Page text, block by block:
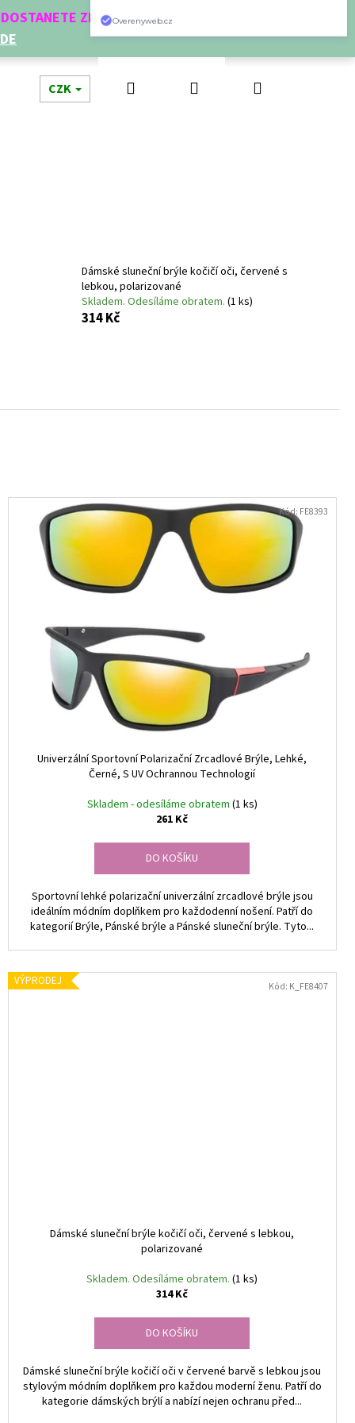
ZDARMA!
doplňky Novinky Doplňkový prodej
CZK Hledat PřihlášeníNákupní
Dámské sluneční brýle kočičí oči, červené s
lebkou, polarizované
Skladem. Odesíláme obratem.(1 ks)
314 Kč
Univerzální Sportovní Polarizační Zrcadlové Brýle, Lehké,
Černé, S UV Ochrannou Technologií
Skladem - odesíláme obratem (1 ks)
261 Kč
DO KOŠÍKU
Sportovní lehké polarizační univerzální zrcadlové brýle jsou
ideálním módním doplňkem pro každodenní nošení. Patří do
kategorií Brýle, Pánské brýle a Pánské sluneční brýle. Tyto...
Kód: FE8393
VÝPRODEJ
Dámské sluneční brýle kočičí oči, červené s lebkou,
polarizované
Skladem. Odesíláme obratem.(1 ks)
314 Kč
DO KOŠÍKU
Dámské sluneční brýle kočičí oči v červené barvě s lebkou jsou
stylovým módním doplňkem pro každou moderní ženu. Patří do
kategorie dámských brýlí a nabízí nejen ochranu před...
Kód: K_FE8407
Následující